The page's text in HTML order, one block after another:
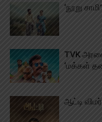
‘நூறு
TVK
‘மக்கள்
ஆட்டி